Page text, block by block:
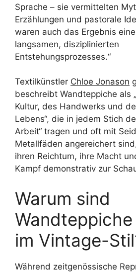
Sprache – sie vermittelten
Erzählungen und pastorale
waren auch das Ergebnis
langsamen, disziplinierten
Entstehungsprozesses.“
Textilkünstler Chloe Jonason
beschreibt Wandteppiche als
Kultur, des Handwerks und
Lebens“, die in jedem Stich
Arbeit“ tragen und oft mit
Metallfäden angereichert
ihren Reichtum, ihre Macht
Kampf demonstrativ zur
Warum sind
im Vintage-
Während zeitgenössische